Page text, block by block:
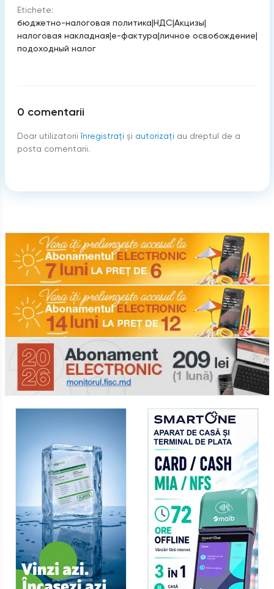
Etichete:
бюджетно-налоговая политика|НДС|Акцизы|
налоговая накладная|е-фактура|личное освобождение|
подоходный налог
0 comentarii
Doar utilizatorii înregistraţi şi autorizați au dreptul de a
posta comentarii.